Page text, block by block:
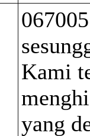
Kami
yang